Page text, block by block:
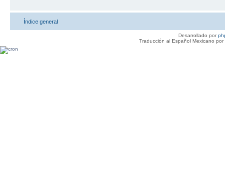
Índice general
Desarrollado por
Traducción al Español Mexicano por